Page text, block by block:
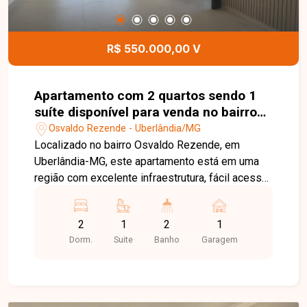
R$ 550.000,00 V
Apartamento com 2 quartos sendo 1
suíte disponível para venda no bairro
Osvaldo Rezende em Uberlândia-MG
Osvaldo Rezende - Uberlândia/MG
Localizado no bairro Osvaldo Rezende, em
Uberlândia-MG, este apartamento está em uma
região com excelente infraestrutura, fácil acesso
supermercados, escolas, farmácias, restaurantes
e diversos comércios e serviços, proporcionando
praticidade e qualidade de vida. O imóvel conta
2
Dorm.
1
Suite
2
Banho
1
Garagem